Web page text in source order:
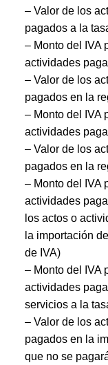
– Valor de los
pagados a la
– Monto del IVA
actividades
– Valor de los
pagados en la
– Monto del IVA
actividades
– Valor de los
pagados en la
– Monto del IVA
actividades
los actos o
la importación
de IVA)
– Monto del IVA
actividades
servicios a la
– Valor de los
pagados en la
que no se